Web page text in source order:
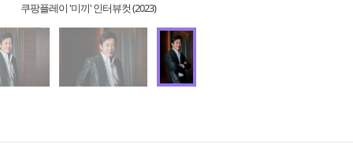
쿠팡플레이 '미끼' 인터뷰컷 (2023)